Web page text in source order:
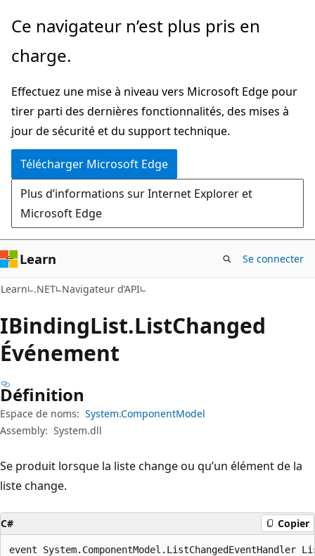
Passer
directement
au
principal
Passer
la
dans
la
page
Ce navigateur n’est plus pris en
charge.
Effectuez une mise à niveau vers Microsoft Edge pour
tirer parti des dernières fonctionnalités, des mises à
jour de sécurité et du support technique.
Télécharger Microsoft Edge
Plus d’informations sur Internet Explorer et
Microsoft Edge
Learn Se connecter
Learn .NET Navigateur d’API
IBindingList.ListChanged
Événement
Définition
Espace de noms: System.ComponentModel
Assembly: System.dll
Se produit lorsque la liste change ou qu’un élément de la
liste change.
C# Copier
event System.ComponentModel.ListChangedEventHandler